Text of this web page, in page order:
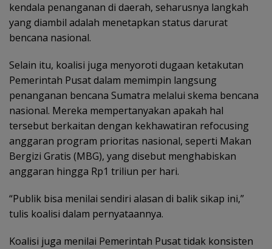
kendala penanganan di daerah, seharusnya langkah
yang diambil adalah menetapkan status darurat
bencana nasional.
Selain itu, koalisi juga menyoroti dugaan ketakutan
Pemerintah Pusat dalam memimpin langsung
penanganan bencana Sumatra melalui skema bencana
nasional. Mereka mempertanyakan apakah hal
tersebut berkaitan dengan kekhawatiran refocusing
anggaran program prioritas nasional, seperti Makan
Bergizi Gratis (MBG), yang disebut menghabiskan
anggaran hingga Rp1 triliun per hari.
“Publik bisa menilai sendiri alasan di balik sikap ini,”
tulis koalisi dalam pernyataannya.
Koalisi juga menilai Pemerintah Pusat tidak konsisten